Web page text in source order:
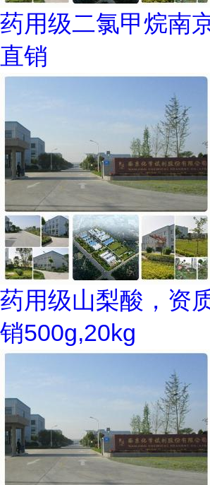
药用级二氯甲烷南
直销
药用级山梨酸，资
销500g,20kg